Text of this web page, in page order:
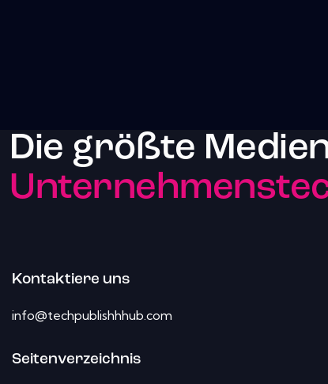
Die größte
Kontaktiere uns
info@techpublishhhub.com
Seitenverzeichnis